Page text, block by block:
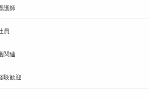
護師
員
関連
験歓迎